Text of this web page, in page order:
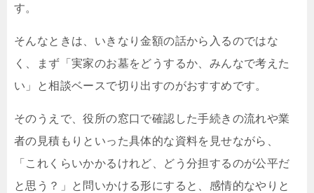
す。
そんなときは、いきなり金額の話から入るのではな
く、まず「実家のお墓をどうするか、みんなで考えた
い」と相談ベースで切り出すのがおすすめです。
そのうえで、役所の窓口で確認した手続きの流れや業
者の見積もりといった具体的な資料を見せながら、
「これくらいかかるけれど、どう分担するのが公平だ
と思う？」と問いかける形にすると、感情的なやりと